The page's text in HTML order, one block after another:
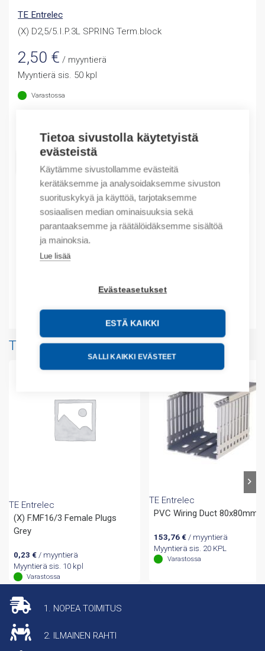
Tietoa sivustolla käytetyistä
evästeistä
Käytämme sivustollamme evästeitä
kerätäksemme ja analysoidaksemme sivuston
suorituskykyä ja käyttöä, tarjotaksemme
sosiaalisen median ominaisuuksia sekä
parantaaksemme ja räätälöidäksemme sisältöä
ja mainoksia.
Lue lisää
Evästeasetukset
ESTÄ KAIKKI
SALLI KAIKKI EVÄSTEET
TE Entrelec
(X) D2,5/5.I.P.3L SPRING Term.block
2,50 € / myyntierä
Myyntierä sis. 50 kpl
Varastossa
Määrä
Tuotekoodit
Tilauskoodi: 1SNA399072R0300
Tuotteen tullikoodi: 85369010
Tuotteita samalta valmistajalta
TE Entrelec
(X) F.MF16/3 Female Plugs
Grey
0,23 €/ myyntierä
Myyntierä sis. 10 kpl
Varastossa
TE Entrelec
PVC Wiring Duct 80x80mm
153,76 € / myyntierä
Myyntierä sis. 20 KPL
Varastossa
1. NOPEA TOIMITUS
2. ILMAINEN RAHTI